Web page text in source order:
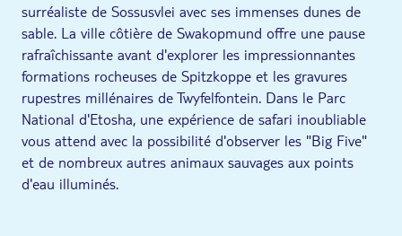
surréaliste de Sossusvlei avec ses immenses dunes de
sable. La ville côtière de Swakopmund offre une pause
rafraîchissante avant d'explorer les impressionnantes
formations rocheuses de Spitzkoppe et les gravures
rupestres millénaires de Twyfelfontein. Dans le Parc
National d'Etosha, une expérience de safari inoubliable
vous attend avec la possibilité d'observer les "Big Five"
et de nombreux autres animaux sauvages aux points
d'eau illuminés.